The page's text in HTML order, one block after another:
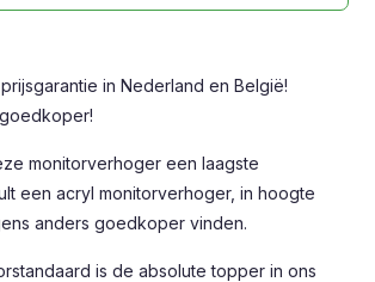
in Nederland en België!
monitorverhoger een laagste
een acryl monitorverhoger, in hoogte
anders goedkoper vinden.
is de absolute topper in ons